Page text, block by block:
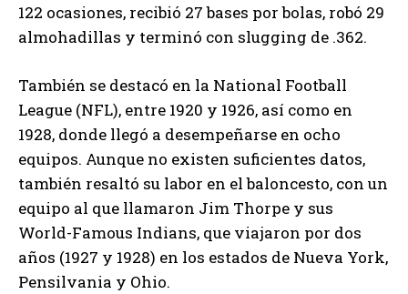
122 ocasiones, recibió 27 bases por bolas, robó 29
almohadillas y terminó con slugging de .362.
También se destacó en la National Football
League (NFL), entre 1920 y 1926, así como en
1928, donde llegó a desempeñarse en ocho
equipos. Aunque no existen suficientes datos,
también resaltó su labor en el baloncesto, con un
equipo al que llamaron Jim Thorpe y sus
World-Famous Indians, que viajaron por dos
años (1927 y 1928) en los estados de Nueva York,
Pensilvania y Ohio.